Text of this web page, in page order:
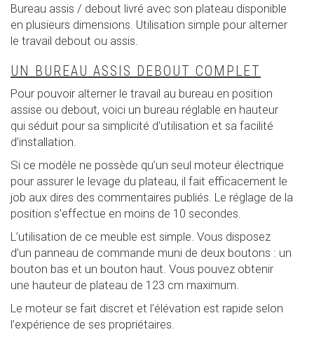
Bureau assis / debout livré avec son plateau disponible
en plusieurs dimensions. Utilisation simple pour alterner
le travail debout ou assis.
UN BUREAU ASSIS DEBOUT COMPLET
Pour pouvoir alterner le travail au bureau en position
assise ou debout, voici un bureau réglable en hauteur
qui séduit pour sa simplicité d’utilisation et sa facilité
d’installation.
Si ce modèle ne possède qu’un seul moteur électrique
pour assurer le levage du plateau, il fait efficacement le
job aux dires des commentaires publiés. Le réglage de la
position s’effectue en moins de 10 secondes.
L’utilisation de ce meuble est simple. Vous disposez
d’un panneau de commande muni de deux boutons : un
bouton bas et un bouton haut. Vous pouvez obtenir
une hauteur de plateau de 123 cm maximum.
Le moteur se fait discret et l’élévation est rapide selon
l’expérience de ses propriétaires.